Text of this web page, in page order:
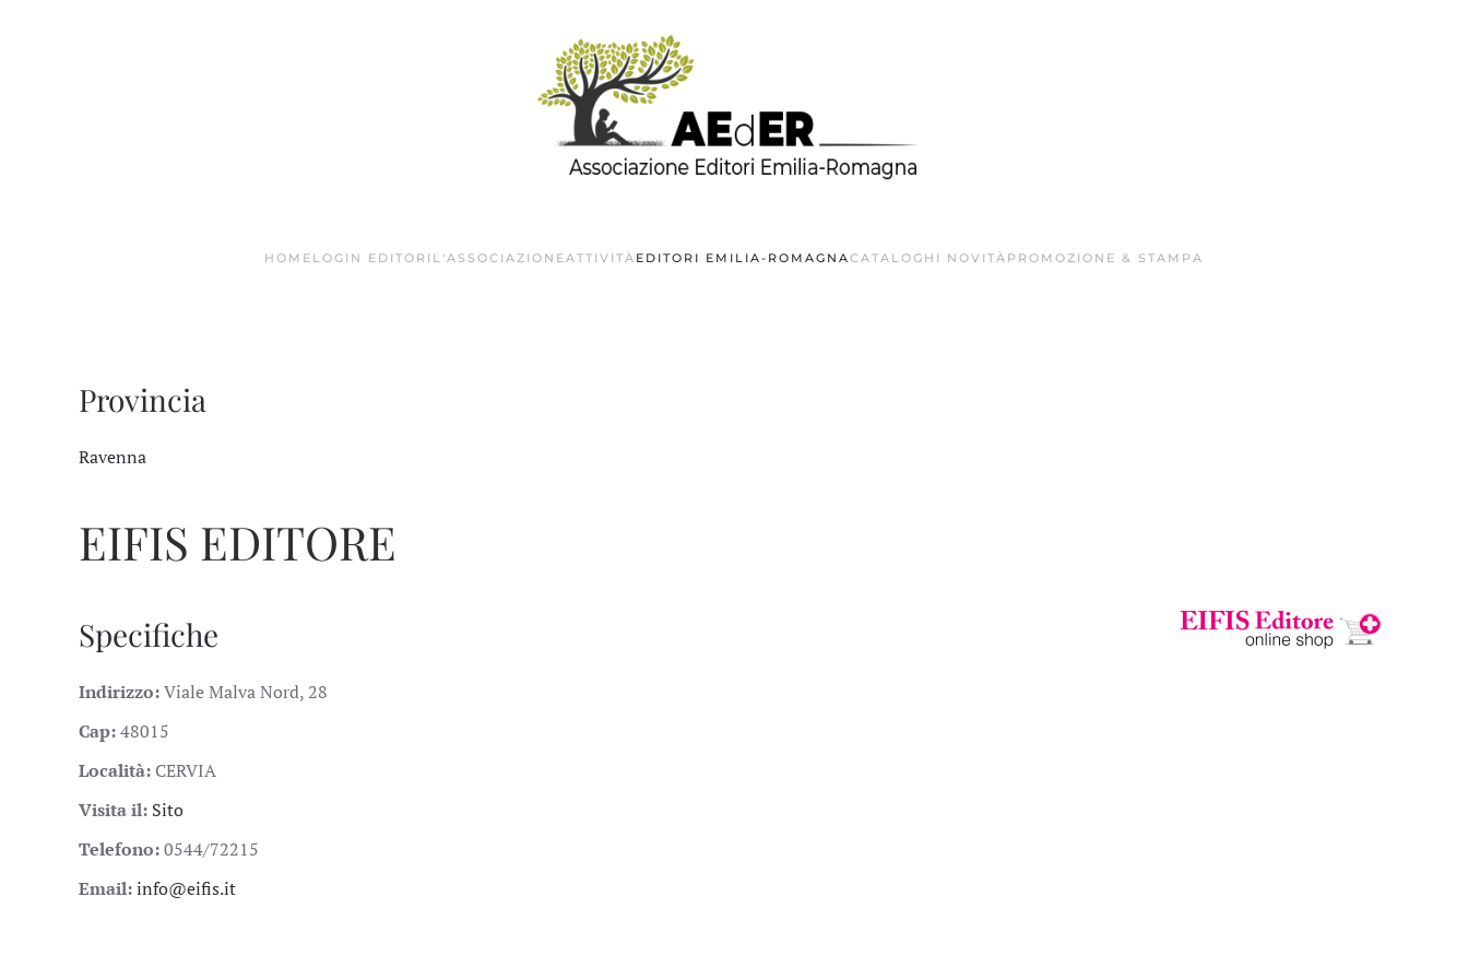
HOME LOGIN EDITORI L'ASSOCIAZIONEATTIVITÀ EDITORI EMILIA-ROMAGNACATALOGHI NOVITÀ PROMOZIONE & STAMPA
Provincia
Ravenna
EIFIS EDITORE
Specifiche
Indirizzo:Viale Malva Nord, 28
Cap:48015
Località: CERVIA
Visita il: Sito
Telefono:0544/72215
Email:info@eifis.it